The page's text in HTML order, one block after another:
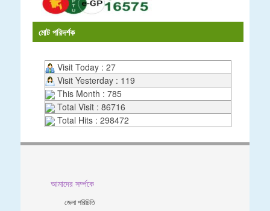
মোট পরিদর্শক
Visit Today : 27
Visit Yesterday : 119
This Month : 785
Total Visit : 86716
Total Hits : 298472
আমাদের সর্ম্পকে
জেলা পরিচিতি